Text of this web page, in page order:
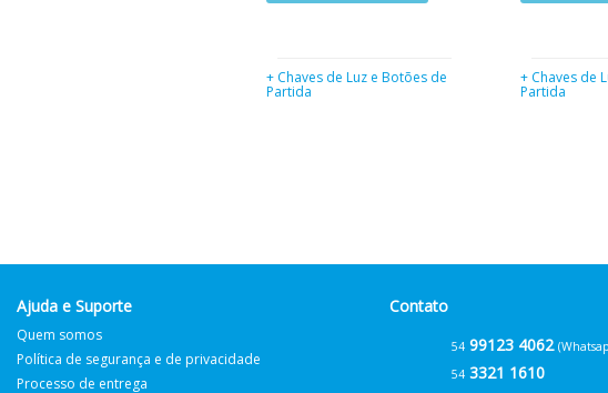
+ Chaves de Luz e Botões de
Partida
+ Chaves de
Partida
Ajuda e Suporte
Quem somos
Política de segurança e de privacidade
Processo de entrega
Contato
54 99123 4062
54 3321 1610